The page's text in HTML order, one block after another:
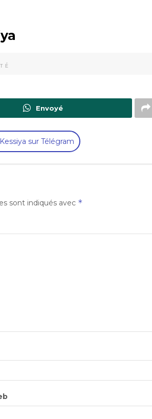
Envoyé
sur Télégram
sont indiqués avec *